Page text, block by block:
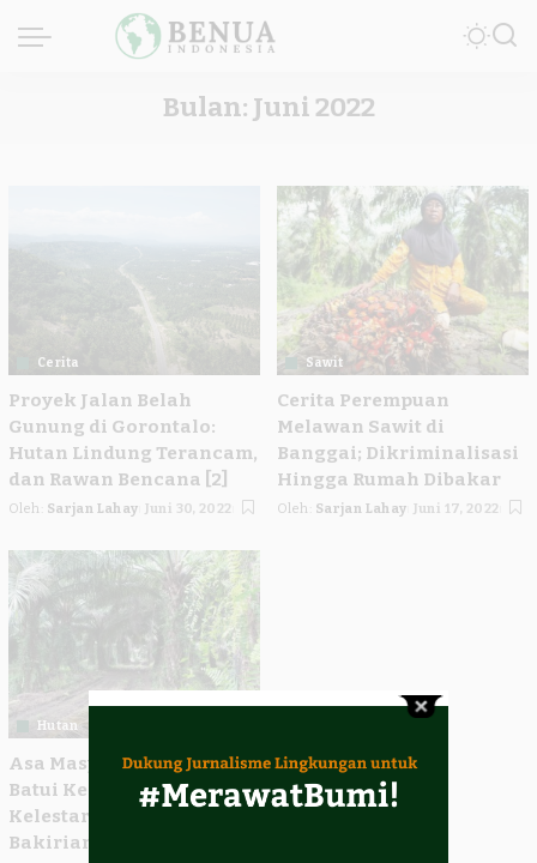
Bulan: Juni 2022
Cerita
Proyek Jalan Belah
Gunung di Gorontalo:
Hutan Lindung Terancam,
dan Rawan Bencana [2]
Posted
Oleh: Sarjan Lahay Juni 30, 2022
Sawit
Cerita Perempuan
Melawan Sawit di
Banggai; Dikriminalisasi
Hingga Rumah Dibakar
Posted
Oleh: Sarjan Lahay Juni 17, 2022
Hutan
Asa Masyarakat Adat
Batui Kembalikan
Kelestarian Hutan
Bakiriang